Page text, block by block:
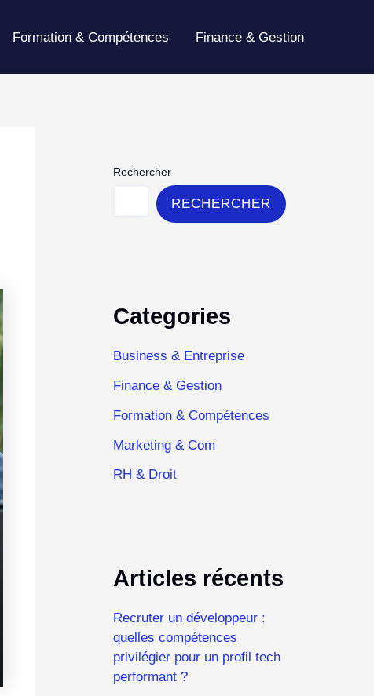
Formation & Compétences Finance & Gestion
Rechercher
RECHERCHER
Categories
Business & Entreprise
Finance & Gestion
Formation & Compétences
Marketing & Com
RH & Droit
Articles récents
Recruter un développeur :
quelles compétences
privilégier pour un profil tech
performant ?